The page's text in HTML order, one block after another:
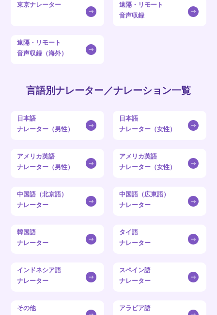
東京ナレーター
遠隔・リモート
音声収録
遠隔・リモート
音声収録（海外）
言語別ナレーター／ナレーション一覧
日本語
ナレーター（男性）
日本語
ナレーター（女性）
アメリカ英語
ナレーター（男性）
アメリカ英語
ナレーター（女性）
中国語（北京語）
ナレーター
中国語（広東語）
ナレーター
韓国語
ナレーター
タイ語
ナレーター
インドネシア語
ナレーター
スペイン語
ナレーター
その他 アラビア語